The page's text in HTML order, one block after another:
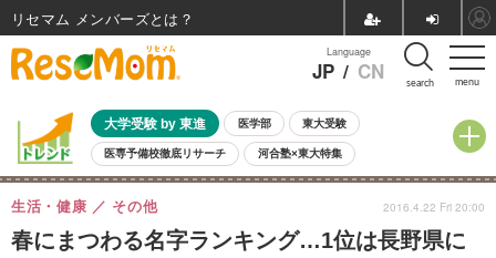
menu
Language
JP / CN search
大学受験 by 東進 医学部 東大受験
医専予備校徹底リサーチ 河合塾×東大特集
親子で考える大学選び 高校受験 中学受験 小学校受験
共通テスト 夏休み
8月開催イベント・WS 全国公立高校 過去問 人気記事
春にまつわる名字ランキング…1位は長野県に
生活・健康 その他 2016.4.22 Fri 20:00
リセマム メンバーズ